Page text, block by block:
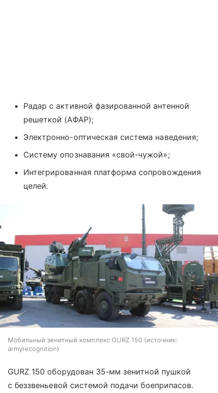
Радар с активной фазированной антенной
решеткой (АФАР);
Электронно-оптическая система наведения;
Систему опознавания «свой-чужой»;
Интегрированная платформа сопровождения
целей.
Мобильный зенитный комплекс GURZ 150
источник:
armyrecognition
GURZ 150 оборудован 35-мм зенитной пушкой
с беззвеньевой системой подачи боеприпасов.